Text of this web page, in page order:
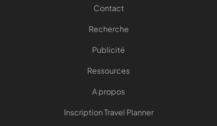
Contact
Recherche
Publicité
Ressources
A propos
Inscription Travel Planner